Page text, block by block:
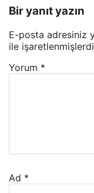
Bir yanıt yazın
E-posta adresiniz
ile
Yorum *
Ad *